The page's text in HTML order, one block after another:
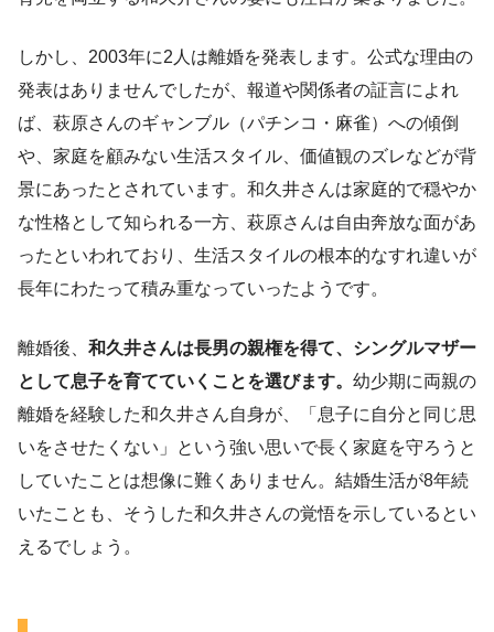
しかし、2003年に2人は離婚を発表します。公式な理由の
発表はありませんでしたが、報道や関係者の証言によれ
ば、萩原さんのギャンブル（パチンコ・麻雀）への傾倒
や、家庭を顧みない生活スタイル、価値観のズレなどが背
景にあったとされています。和久井さんは家庭的で穏やか
な性格として知られる一方、萩原さんは自由奔放な面があ
ったといわれており、生活スタイルの根本的なすれ違いが
長年にわたって積み重なっていったようです。
離婚後、 和久井さんは長男の親権を得て、シングルマザー
として息子を育てていくことを選びます。 幼少期に両親の
離婚を経験した和久井さん自身が、「息子に自分と同じ思
いをさせたくない」という強い思いで長く家庭を守ろうと
していたことは想像に難くありません。結婚生活が8年続
いたことも、そうした和久井さんの覚悟を示しているとい
えるでしょう。